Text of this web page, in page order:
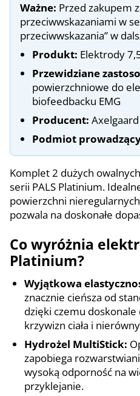
Ważne: Przed zakupem
przeciwwskazaniami w
przeciwwskazania” w
Produkt: Elektrody
Przewidziane
powierzchniowe do
biofeedbacku EMG
Producent: Axelgaard
Podmiot
Komplet 2 dużych
serii PALS Platinium.
powierzchni
pozwala na doskonałe
Co wyróżnia
Platinium?
Wyjątkowa
znacznie cieńsza od
dzięki czemu
krzywizn ciała i
Hydrożel MultiStick:
zapobiega
wysoką odporność na
przyklejanie.